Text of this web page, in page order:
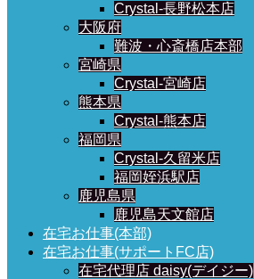
Crystal-長野松本店
大阪府
難波・心斎橋店本部
宮崎県
Crystal-宮崎店
熊本県
Crystal-熊本店
福岡県
Crystal-久留米店
福岡姪浜駅店
鹿児島県
鹿児島天文館店
在宅お仕事(本部)
在宅お仕事(サポートFC店)
在宅代理店 daisy(デイジー)